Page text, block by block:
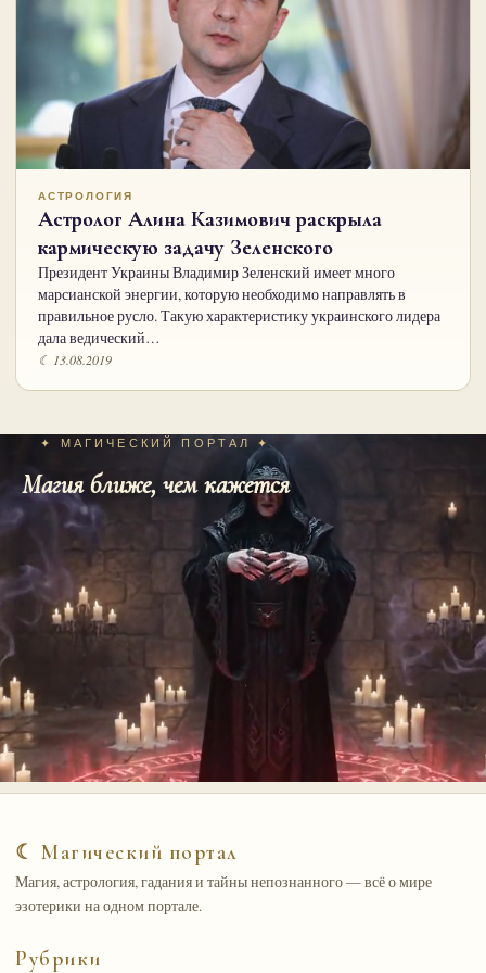
АСТРОЛОГИЯ
Астролог Алина Казимович раскрыла
кармическую задачу Зеленского
Президент Украины Владимир Зеленский имеет много
марсианской энергии, которую необходимо направлять в
правильное русло. Такую характеристику украинского лидера
дала ведический…
☾ 13.08.2019
✦ МАГИЧЕСКИЙ ПОРТАЛ ✦
Магия ближе, чем кажется
☾ Магический портал
Магия, астрология, гадания и тайны непознанного — всё о мире
эзотерики на одном портале.
Рубрики